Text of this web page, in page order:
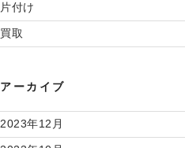
片付け
買取
アーカイブ
2023年12月